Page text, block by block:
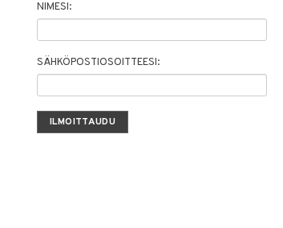
NIMESI:
SÄHKÖPOSTIOSOITTEESI: